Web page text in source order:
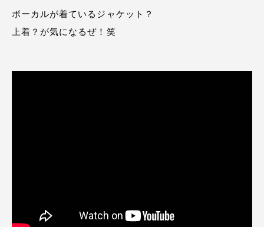
ボーカルが着ているジャケット？
上着？が気になるぜ！笑